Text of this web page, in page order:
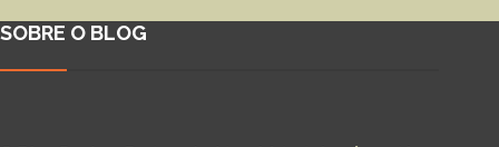
SOBRE O BLOG